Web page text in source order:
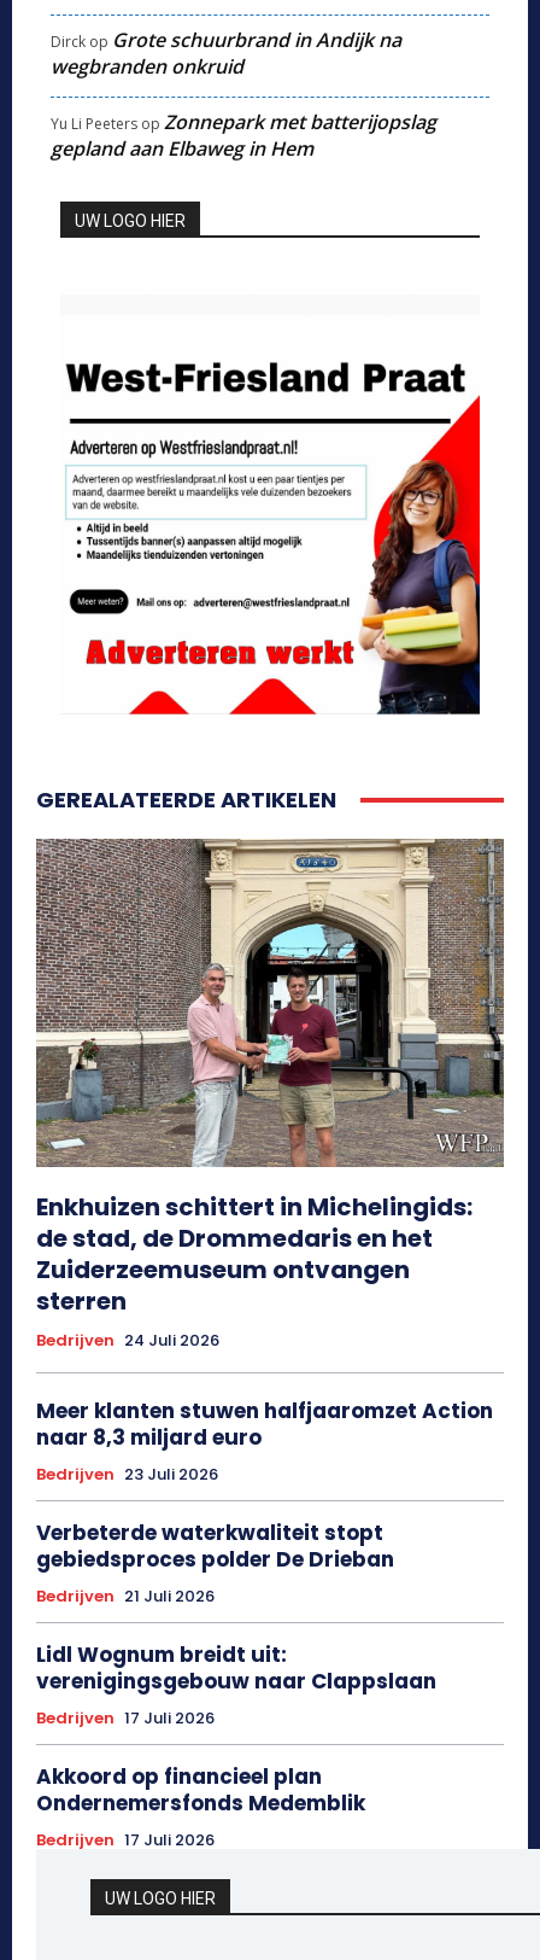
Dirck op Grote schuurbrand in Andijk na
wegbranden onkruid
Yu Li Peeters op Zonnepark met batterijopslag
gepland aan Elbaweg in Hem
UW LOGO HIER
GEREALATEERDE ARTIKELEN
Enkhuizen schittert in Michelingids:
de stad, de Drommedaris en het
Zuiderzeemuseum ontvangen
sterren
Bedrijven 24 Juli 2026
Meer klanten stuwen halfjaaromzet Action
naar 8,3 miljard euro
Bedrijven 23 Juli 2026
Verbeterde waterkwaliteit stopt
gebiedsproces polder De Drieban
Bedrijven 21 Juli 2026
Lidl Wognum breidt uit:
verenigingsgebouw naar Clappslaan
Bedrijven 17 Juli 2026
Akkoord op financieel plan
Ondernemersfonds Medemblik
Bedrijven 17 Juli 2026
UW LOGO HIER